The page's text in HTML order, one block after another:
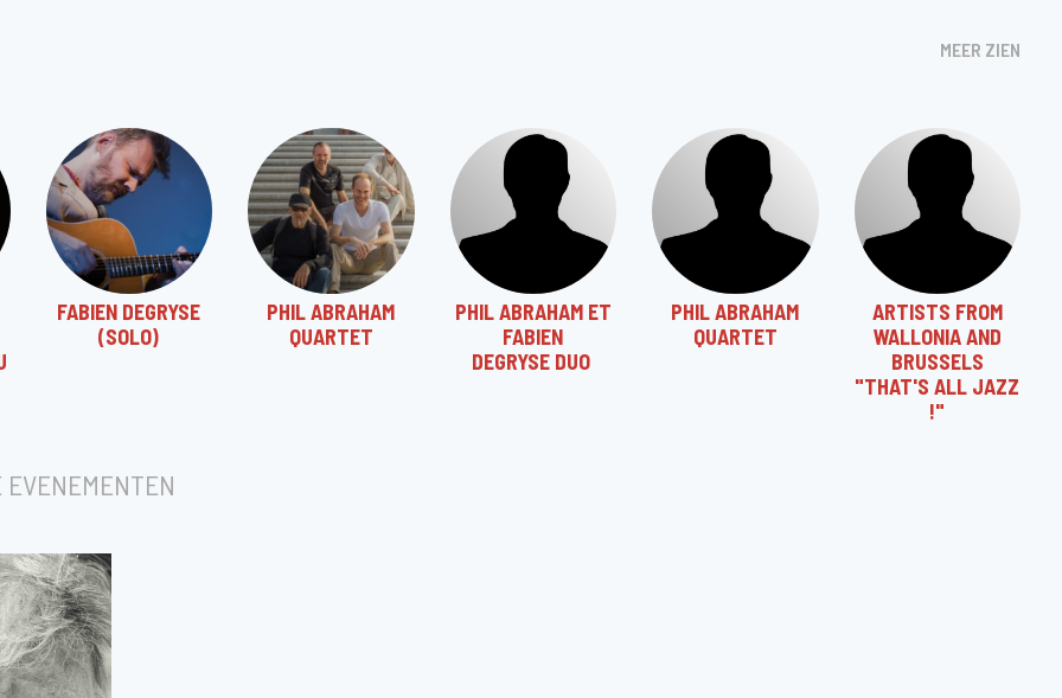
MEER ZIEN
FABIEN DEGRYSE
(SOLO)
PHIL ABRAHAM
QUARTET
PHIL ABRAHAM ET
FABIEN
DEGRYSE DUO
PHIL ABRAHAM
QUARTET
ARTISTS FROM
WALLONIA AND
BRUSSELS
"THAT'S ALL JAZZ
!"